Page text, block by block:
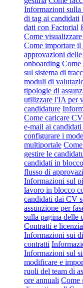
Informazioni sulla
di tag ai candidati
dati con Factorial
Come
Come importare il
approvazioni
onboarding Come
sul sistema di
moduli di
tipologie di
utilizzare l'IA per
candidature
Come caricare
e-mail ai candidati
configurare i
multiportale
gestire le
candidati in blocco
flusso di
Informazioni sul
lavoro in blocco
candidati dai CV
assunzione per
sulla pagina delle
Contratti e
Informazioni sui
contratti
Informazioni sul
modificare e
ruoli del team di
ore annuali Come